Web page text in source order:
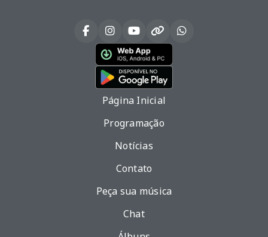
Página Inicial
Programação
Notícias
Contato
Peça sua música
Chat